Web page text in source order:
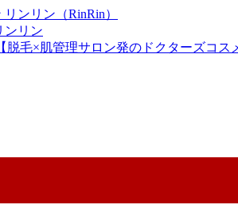
ンリン